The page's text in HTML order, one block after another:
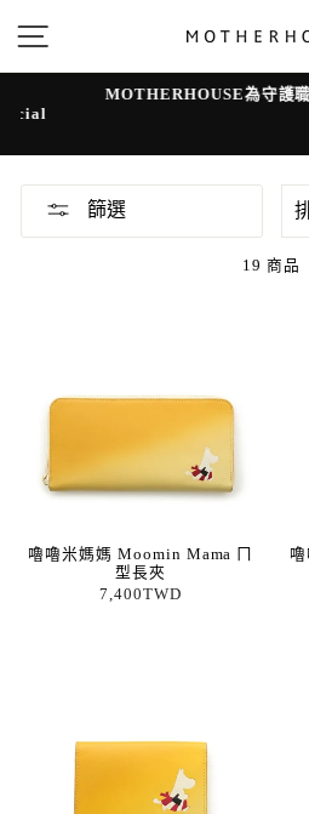
內
MOTHERHOUSE為守護職人手
篩選
19 商品
序
嚕嚕米媽媽 Moomin Mama ㄇ
型長夾
7,400TWD